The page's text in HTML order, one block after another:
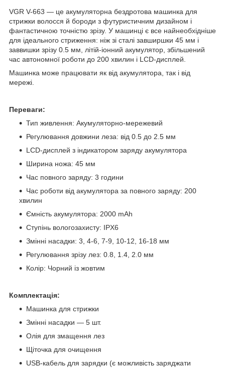
VGR V-663 — це акумуляторна бездротова машинка для
стрижки волосся й бороди з футуристичним дизайном і
фантастичною точністю зрізу. У машинці є все найнеобхідніше
для ідеального стриження: ніж зі сталі завширшки 45 мм і
заввишки зрізу 0.5 мм, літій-іонний акумулятор, збільшений
час автономної роботи до 200 хвилин і LCD-дисплей.
Машинка може працювати як від акумулятора, так і від
мережі.
Переваги:
Тип живлення: Акумуляторно-мережевий
Регулювання довжини леза: від 0.5 до 2.5 мм
LCD-дисплей з індикатором заряду акумулятора
Ширина ножа: 45 мм
Час повного заряду: 3 години
Час роботи від акумулятора за повного заряду: 200
хвилин
Ємність акумулятора: 2000 mAh
Ступінь вологозахисту: IPX6
Змінні насадки: 3, 4-6, 7-9, 10-12, 16-18 мм
Регулювання зрізу лез: 0.8, 1.4, 2.0 мм
Колір: Чорний із жовтим
Комплектація:
Машинка для стрижки
Змінні насадки — 5 шт.
Олія для змащення лез
Щіточка для очищення
USB-кабель для зарядки (є можливість заряджати